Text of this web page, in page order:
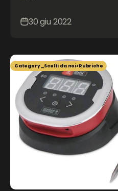
30 giu 2022
Category_Scelti da noi>Rubriche